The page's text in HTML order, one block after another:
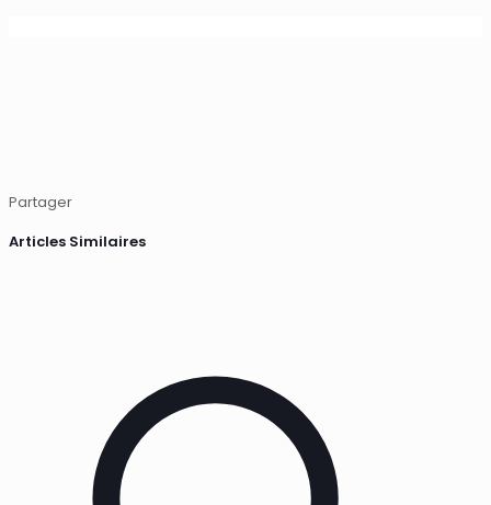
Partager
Articles Similaires